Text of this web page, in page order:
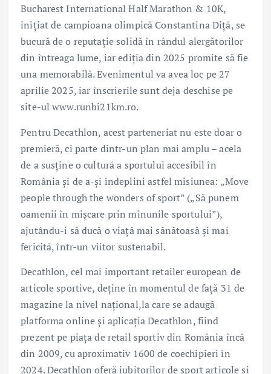
Bucharest International Half Marathon & 10K,
inițiat de campioana olimpică Constantina Diță, se
bucură de o reputație solidă în rândul alergătorilor
din întreaga lume, iar ediția din 2025 promite să fie
una memorabilă. Evenimentul va avea loc pe 27
aprilie 2025, iar înscrierile sunt deja deschise pe
site-ul www.runbi21km.ro.
Pentru Decathlon, acest parteneriat nu este doar o
premieră, ci parte dintr-un plan mai amplu – acela
de a susține o cultură a sportului accesibil în
România și de a-și îndeplini astfel misiunea: „Move
people through the wonders of sport” („Să punem
oamenii în mișcare prin minunile sportului”),
ajutându-i să ducă o viață mai sănătoasă și mai
fericită, într-un viitor sustenabil.
Decathlon, cel mai important retailer european de
articole sportive, deține în momentul de față 31 de
magazine la nivel național,la care se adaugă
platforma online și aplicația Decathlon, fiind
prezent pe piața de retail sportiv din România încă
din 2009, cu aproximativ 1600 de coechipieri în
2024. Decathlon oferă iubitorilor de sport articole și